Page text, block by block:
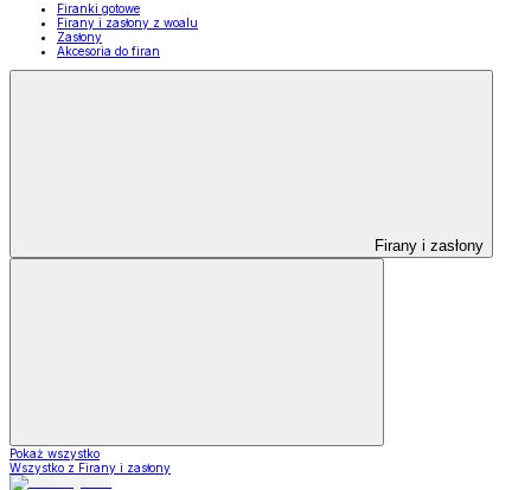
Firanki gotowe
Firany i zasłony z woalu
Zasłony
Akcesoria do firan
Firany i zasłony
Pokaż wszystko
Wszystko z Firany i zasłony